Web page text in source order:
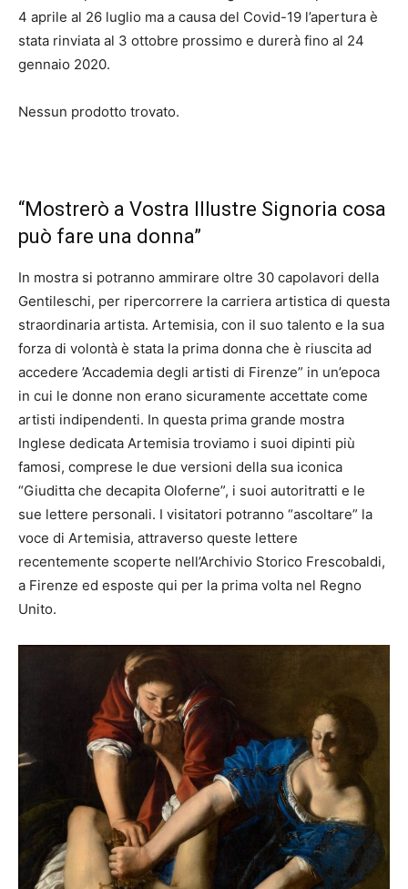
4 aprile al 26 luglio ma a causa del Covid-19 l’apertura è
stata rinviata al 3 ottobre prossimo e durerà fino al 24
gennaio 2020.
Nessun prodotto trovato.
“Mostrerò a Vostra Illustre Signoria cosa
può fare una donna”
In mostra si potranno ammirare oltre 30 capolavori della
Gentileschi, per ripercorrere la carriera artistica di questa
straordinaria artista. Artemisia, con il suo talento e la sua
forza di volontà è stata la prima donna che è riuscita ad
accedere ’Accademia degli artisti di Firenze” in un’epoca
in cui le donne non erano sicuramente accettate come
artisti indipendenti. In questa prima grande mostra
Inglese dedicata Artemisia troviamo i suoi dipinti più
famosi, comprese le due versioni della sua iconica
“Giuditta che decapita Oloferne”, i suoi autoritratti e le
sue lettere personali. I visitatori potranno “ascoltare” la
voce di Artemisia, attraverso queste lettere
recentemente scoperte nell’Archivio Storico Frescobaldi,
a Firenze ed esposte qui per la prima volta nel Regno
Unito.